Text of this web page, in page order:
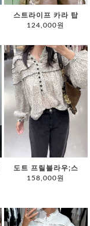
스트라이프 카라 탑
124,000원
도트 프릴블라우;스
158,000원